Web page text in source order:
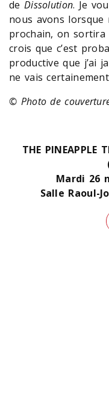
de Dissolution. Je
nous avons lorsque
prochain, on sortira
crois que c’est
productive que j’ai
ne vais
© Photo de
THE PINEAPPLE
Mardi 26
Salle Raoul-